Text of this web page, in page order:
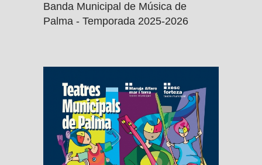
Banda Municipal de Música de
Palma - Temporada 2025-2026